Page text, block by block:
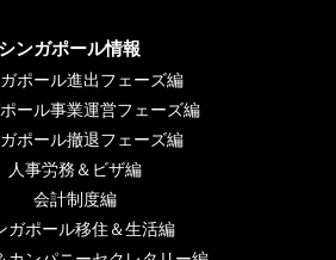
シンガポール情報
ポール進出フェーズ編
ール事業運営フェーズ編
ポール撤退フェーズ編
人事労務＆ビザ編
会計制度編
ガポール移住＆生活編